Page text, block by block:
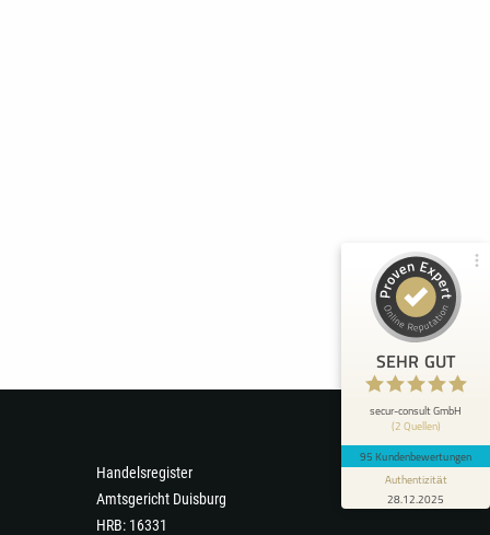
Handelsregister
Amtsgericht Duisburg
HRB: 16331
SEHR GUT
secur-consult GmbH
(2 Quellen)
95 Kundenbewertungen
Authentizität
28.12.2025
Bewertungen auf
ProvenExpert.com
Blick aufs ProvenExpert-Profil werfen
Christian K.
5
Ich habe ca. einmal im Jahr zur secur-consult
GmbH Kontakt, bzw. zu Herrn Hannecke, aber
wenn ich mal ein wi...